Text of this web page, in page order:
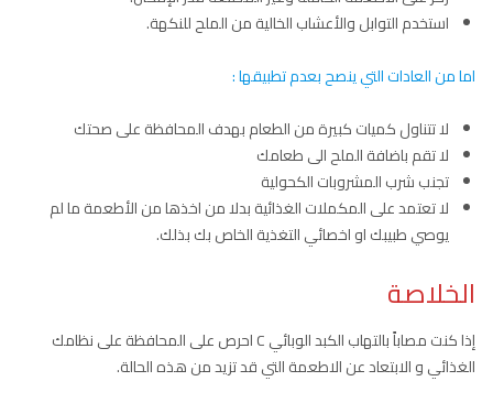
استخدم التوابل والأعشاب الخالية من الملح للنكهة.
اما من العادات التي ينصح بعدم تطبيقها :
لا تتناول كميات كبيرة من الطعام بهدف المحافظة على صحتك
لا تقم باضافة الملح الى طعامك
تجنب شرب المشروبات الكحولية
لا تعتمد على المكملات الغذائية بدلا من اخذها من الأطعمة ما لم
يوصي طبيبك او اخصائي التغذية الخاص بك بذلك.
الخلاصة
إذا كنت مصاباً بالتهاب الكبد الوبائي C احرص على المحافظة على نظامك
الغذائي و الابتعاد عن الاطعمة التي قد تزيد من هذه الحالة.